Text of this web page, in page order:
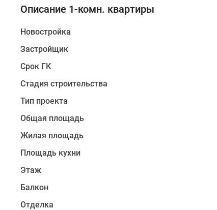
Описание 1-комн. квартиры
Новостройка
Застройщик
Срок ГК
Стадия строительства
Тип проекта
Общая площадь
Жилая площадь
Площадь кухни
Этаж
Балкон
Отделка